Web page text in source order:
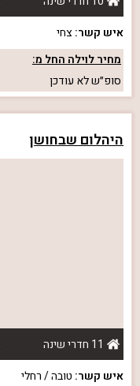
איש קשר:צחי
מחיר לוילה החל מ:
סופ״שלא עודכן
היהלום שבחושן
11 חדרי שינה
איש קשר: טובה / רחלי